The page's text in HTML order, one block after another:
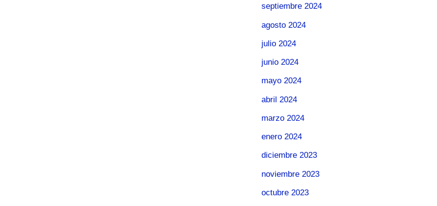
septiembre 2024
agosto 2024
julio 2024
junio 2024
mayo 2024
abril 2024
marzo 2024
enero 2024
diciembre 2023
noviembre 2023
octubre 2023